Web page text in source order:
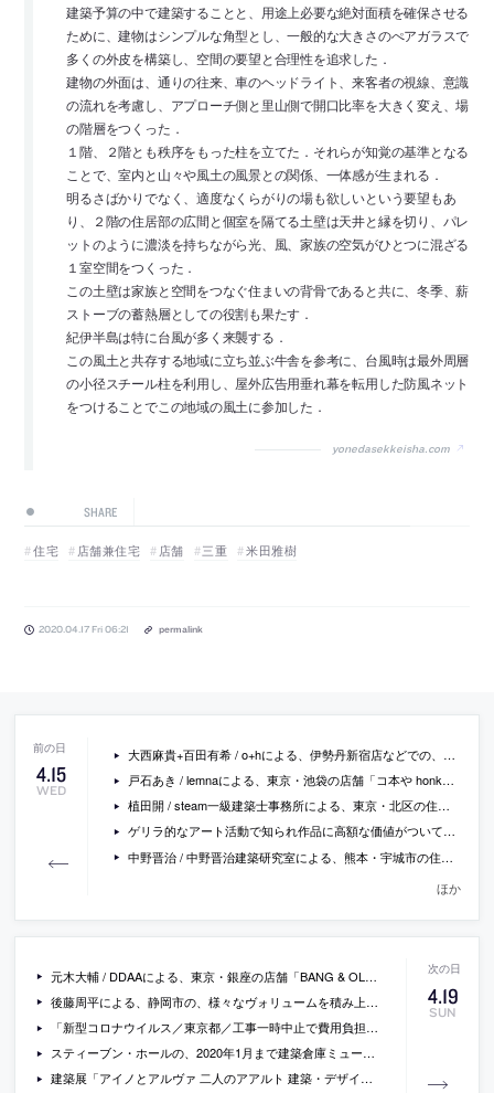
建築予算の中で建築することと、用途上必要な絶対面積を確保させる
ために、建物はシンプルな角型とし、一般的な大きさのぺアガラスで
多くの外皮を構築し、空間の要望と合理性を追求した．
建物の外面は、通りの往来、車のヘッドライト、来客者の視線、意識
の流れを考慮し、アプローチ側と里山側で開口比率を大きく変え、場
の階層をつくった．
１階、２階とも秩序をもった柱を立てた．それらが知覚の基準となる
ことで、室内と山々や風土の風景との関係、一体感が生まれる．
明るさばかりでなく、適度なくらがりの場も欲しいという要望もあ
り、２階の住居部の広間と個室を隔てる土壁は天井と縁を切り、パレ
ットのように濃淡を持ちながら光、風、家族の空気がひとつに混ざる
１室空間をつくった．
この土壁は家族と空間をつなぐ住まいの背骨であると共に、冬季、薪
ストーブの蓄熱層としての役割も果たす．
紀伊半島は特に台風が多く来襲する．
この風土と共存する地域に立ち並ぶ牛舎を参考に、台風時は最外周層
の小径スチール柱を利用し、屋外広告用垂れ幕を転用した防風ネット
をつけることでこの地域の風土に参加した．
yonedasekkeisha.com
SHARE
住宅 店舗兼住宅 店舗 三重 米田雅樹
2020.04.17 Fri 06:21 permalink
4.15
WED
大西麻貴+百田有希 / o+hによる、伊勢丹新宿店などでの、エルメスのポップアップストア「Hermès in Colors」の写真
戸石あき / lemnaによる、東京・池袋の店舗「コ本や honkbooks」
植田開 / steam一級建築士事務所による、東京・北区の住宅「空き地の家」
ゲリラ的なアート活動で知られ作品に高額な価値がついているアーティストのバンクシーが、自宅内に制作して妻に嫌がられた作品を公開
中野晋治 / 中野晋治建築研究室による、熊本・宇城市の住宅「松橋の家」
ほか
4.19
SUN
元木大輔 / DDAAによる、東京・銀座の店舗「BANG & OLUFSEN Ginza Flagship Store」
後藤周平による、静岡市の、様々なヴォリュームを積み上げることでフロアの中に立体的な動きと特異な経験を生み出した、既存事務所の改修「CODO(鈴与本社リニューアルプロジェクト)」の写真
「新型コロナウイルス／東京都／工事一時中止で費用負担の指針策定へ」（建設工業新聞）
スティーブン・ホールの、2020年1月まで建築倉庫ミュージアムで行われた建築展「Steven Holl：Making Architecture」の会場動画
建築展「アイノとアルヴァ 二人のアアルト 建築・デザイン・生活革命 木材曲げ加工の技術革新と家具デザイン」が、開幕延期の為、会場動画を公開中